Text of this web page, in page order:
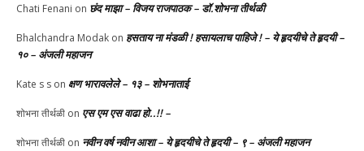
Chati Fenani on छंद माझा – विजय राजपाठक – डॉ.शोभना तीर्थळी
Bhalchandra Modak on हसताय ना मंडळी‌ ! हसायलाच पाहिजे ! – ये हृदयीचे ते हृदयी –
१० – अंजली महाजन
Kate s s on क्षण भारावलेले – १३ – शोभनाताई
शोभना तीर्थळी on एस एम एस वाढा हो..!! –
शोभना तीर्थळी on नवीन वर्ष नवीन आशा – ये हृदयीचे ते हृदयी – ९ – अंजली महाजन